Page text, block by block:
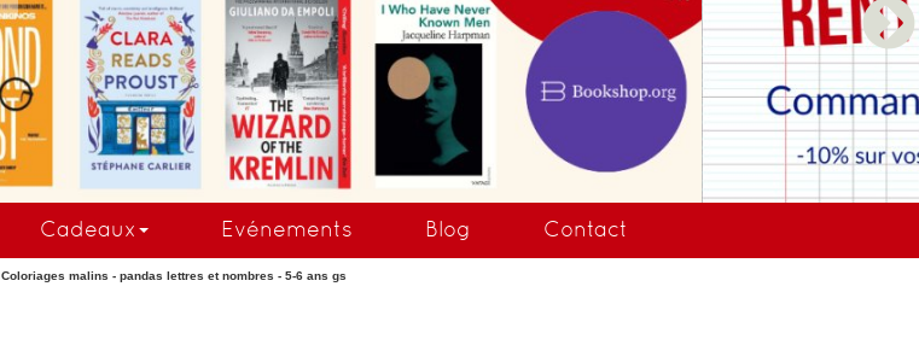
Cadeaux Evénements Blog Contact
Coloriages malins - pandas lettres et nombres - 5-6 ans gs